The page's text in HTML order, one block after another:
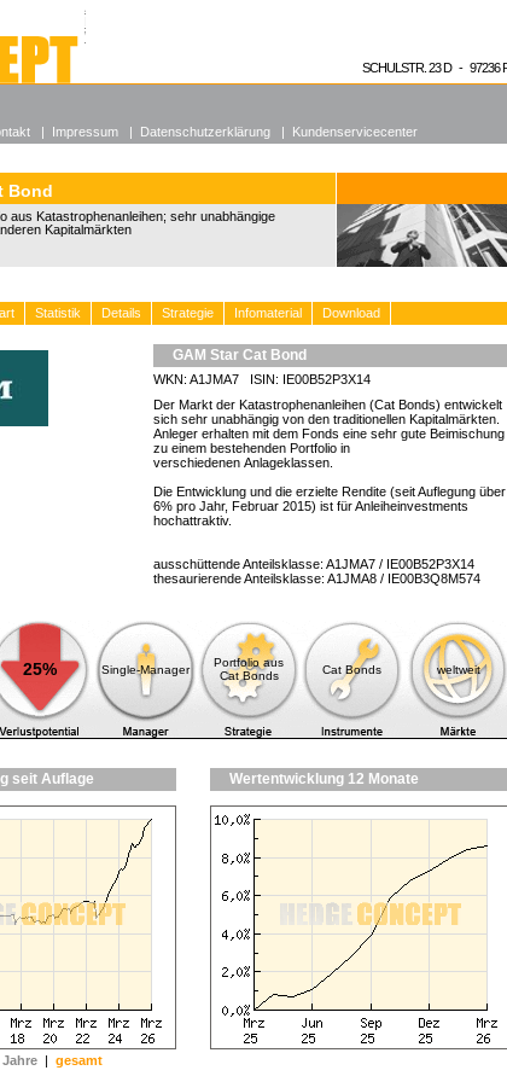
Alle offenen Fonds
Wieso Hedgefonds?
SCHULSTR. 23 D -
Bond
aus Katastrophenanleihen; sehr unabhängige
Kapitalmärkten
Statistik Details Strategie Infomaterial Download
GAM Star Cat Bond
WKN: A1JMA7 ISIN: IE00B52P3X14
Der Markt der Katastrophenanleihen (Cat Bonds) entwickelt
sich sehr unabhängig von den traditionellen Kapitalmärkten.
Anleger erhalten mit dem Fonds eine sehr gute Beimischung
zu einem bestehenden Portfolio in
verschiedenen Anlageklassen.
Die Entwicklung und die erzielte Rendite (seit Auflegung über
6% pro Jahr, Februar 2015) ist für Anleiheinvestments
hochattraktiv.
ausschüttende Anteilsklasse: A1JMA7 / IE00B52P3X14
thesaurierende Anteilsklasse: A1JMA8 / IE00B3Q8M574
25% Single-Manager
Portfolio aus
Cat Bonds
Cat Bonds weltweit
seit Auflage
Jahre | gesamt
Wertentwicklung 12 Monate
| Impressum | Datenschutzerklärung | Kundenservicecenter